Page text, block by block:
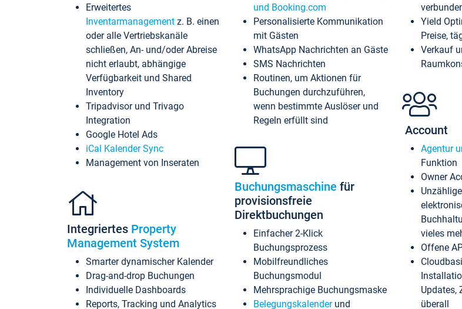
Erweitertes
Inventarmanagement z. B. einen
oder alle Vertriebskanäle
schließen, An- und/oder Abreise
nicht erlaubt, abhängige
Verfügbarkeit und Shared
Inventory
Tripadvisor und Trivago
Integration
Google Hotel Ads
iCal Kalender Sync
Management von Inseraten
Integriertes Property
Management System
Smarter dynamischer Kalender
Drag-and-drop Buchungen
Individuelle Dashboards
Reports, Tracking und Analytics
und Booking.com
Personalisierte Kommunikation
mit Gästen
WhatsApp Nachrichten an Gäste
SMS Nachrichten
Routinen, um Aktionen für
Buchungen durchzuführen,
wenn bestimmte Auslöser und
Regeln erfüllt sind
Buchungsmaschine für
provisionsfreie
Direktbuchungen
Einfacher 2-Klick
Buchungsprozess
Mobilfreundliches
Buchungsmodul
Mehrsprachige Buchungsmaske
Belegungskalenderund
Yield
Preise,
Verkauf
Account
Agentur
Funktion
Owner
Unzählige
vieles
Offene
Updates,
überall